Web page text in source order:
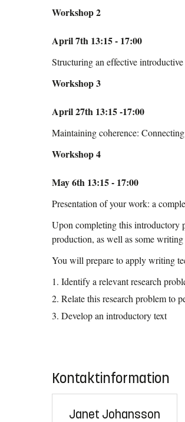
Workshop 2
April 7th 13:15 - 17:00
Structuring an effective
Workshop 3
April 27th 13:15 -17:00
Maintaining coherence:
Workshop 4
May 6th 13:15 - 17:00
Presentation of your work: a
Upon completing this introductory
production, as well as some
You will prepare to apply writing
Identify a relevant research
Relate this research problem to
Develop an introductory text
Kontaktinformation
Janet Johansson